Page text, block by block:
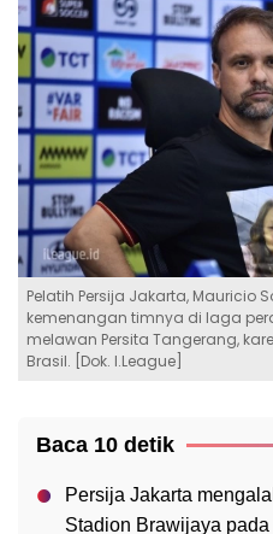
Pelatih Persija Jakarta, Mauricio
kemenangan timnya di laga
melawan Persita Tangerang,
Brasil. [Dok. I.League]
Baca 10 detik
Persija Jakarta
Stadion Brawijaya